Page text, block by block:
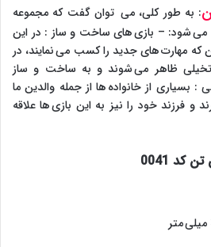
: به طور کلی، می توان گفت که مجموعه
می شود: – بازی های ساخت و ساز : در این
که مهارت های جدید را کسب می نمایند، در
ظاهر می شوند و به ساخت و ساز
: بسیاری از خانواده ها از جمله والدین ما
و فرزند خود را نیز به این بازی ها علاقه
كد 0041